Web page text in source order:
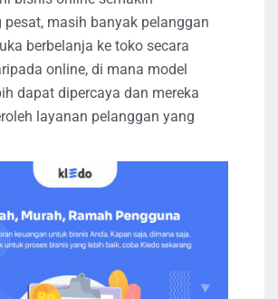
pesat, masih banyak pelanggan
berbelanja ke toko secara
online, di mana model
dapat dipercaya dan mereka
layanan pelanggan yang